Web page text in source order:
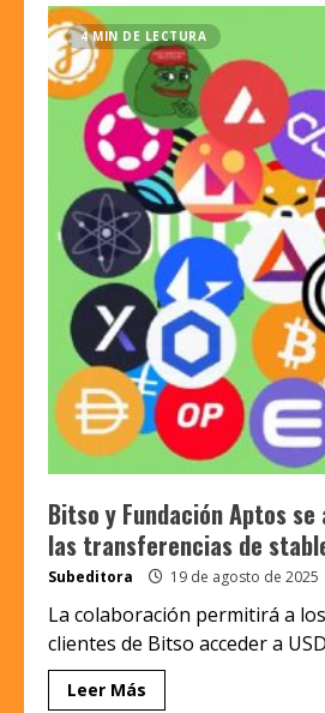
4 MIN DE LECTURA
Bitso y Fundación Aptos
las transferencias de
Subeditora 19 de agosto de 2025
La colaboración permitirá a
clientes de Bitso acceder a
Leer Más